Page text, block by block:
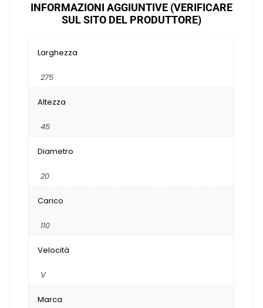
INFORMAZIONI AGGIUNTIVE (VERIFICARE
SUL SITO DEL PRODUTTORE)
Larghezza
275
Altezza
45
Diametro
20
Carico
110
Velocità
V
Marca